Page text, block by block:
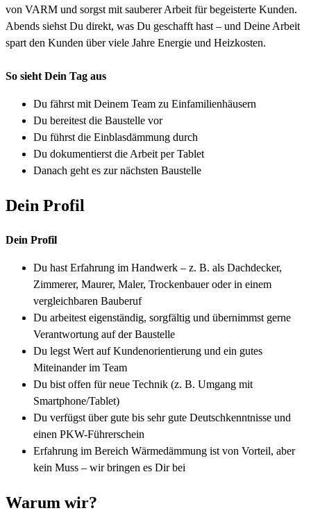
von VARM und sorgst mit sauberer Arbeit für begeisterte Kunden.
Abends siehst Du direkt, was Du geschafft hast – und Deine Arbeit
spart den Kunden über viele Jahre Energie und Heizkosten.
So sieht Dein Tag aus
Du fährst mit Deinem Team zu Einfamilienhäusern
Du bereitest die Baustelle vor
Du führst die Einblasdämmung durch
Du dokumentierst die Arbeit per Tablet
Danach geht es zur nächsten Baustelle
Dein Profil
Dein Profil
Du hast Erfahrung im Handwerk – z. B. als Dachdecker,
Zimmerer, Maurer, Maler, Trockenbauer oder in einem
vergleichbaren Bauberuf
Du arbeitest eigenständig, sorgfältig und übernimmst gerne
Verantwortung auf der Baustelle
Du legst Wert auf Kundenorientierung und ein gutes
Miteinander im Team
Du bist offen für neue Technik (z. B. Umgang mit
Smartphone/Tablet)
Du verfügst über gute bis sehr gute Deutschkenntnisse und
einen PKW-Führerschein
Erfahrung im Bereich Wärmedämmung ist von Vorteil, aber
kein Muss – wir bringen es Dir bei
Warum wir?